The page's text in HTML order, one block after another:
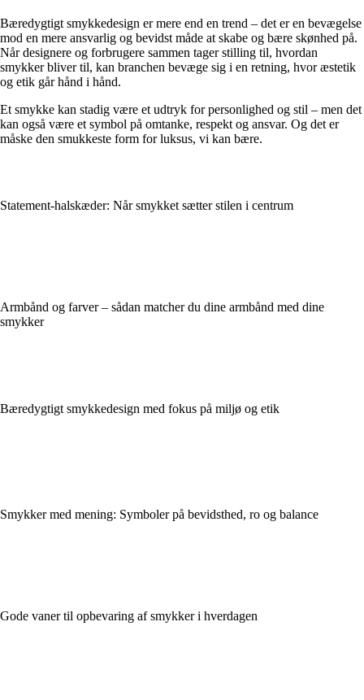
Bæredygtigt smykkedesign er mere end en trend – det er en bevægelse
mod en mere ansvarlig og bevidst måde at skabe og bære skønhed på.
Når designere og forbrugere sammen tager stilling til, hvordan
smykker bliver til, kan branchen bevæge sig i en retning, hvor æstetik
og etik går hånd i hånd.
Et smykke kan stadig være et udtryk for personlighed og stil – men det
kan også være et symbol på omtanke, respekt og ansvar. Og det er
måske den smukkeste form for luksus, vi kan bære.
Statement-halskæder: Når smykket sætter stilen i centrum
Armbånd og farver – sådan matcher du dine armbånd med dine
smykker
Bæredygtigt smykkedesign med fokus på miljø og etik
Smykker med mening: Symboler på bevidsthed, ro og balance
Gode vaner til opbevaring af smykker i hverdagen